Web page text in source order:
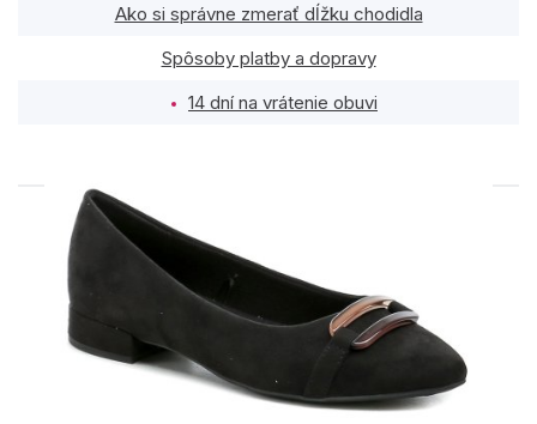
Ako si správne zmerať dĺžku chodidla
Spôsoby platby a dopravy
14 dní na vrátenie obuvi
PODOBNÉ PRODUKTY